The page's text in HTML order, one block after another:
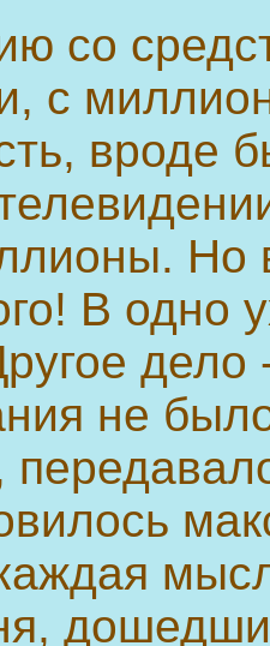
со
с
вроде
Но
В одно
дело
не